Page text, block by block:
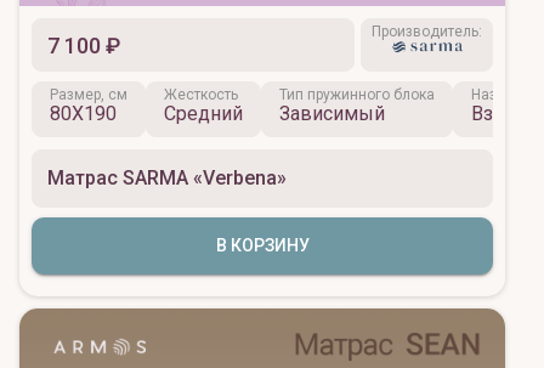
7 100 ₽
Производитель:
Размер, см
80X190
Жесткость
Средний
Тип пружинного блока
Зависимый
Матрас SARMA «Verbena»
В КОРЗИНУ